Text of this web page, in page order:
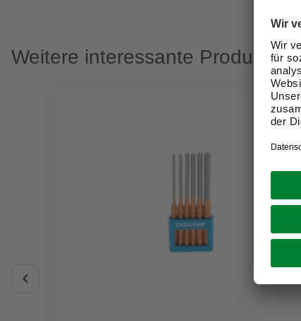
Weitere interessante Produkte